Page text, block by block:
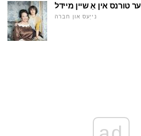
טורנס אין אַ שיין מיידל
נייַעס און חברה